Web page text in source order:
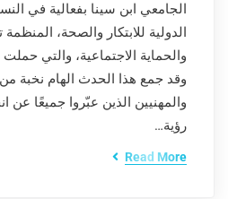
الجامعي ابن سينا بفعالية في
الدولية للابتكار والصحة،
والحماية الاجتماعية، والتي
وقد جمع هذا الحدث الهام نخبة من
والمهنيين الذين عبّروا جميعًا عن
رؤية…
Read More